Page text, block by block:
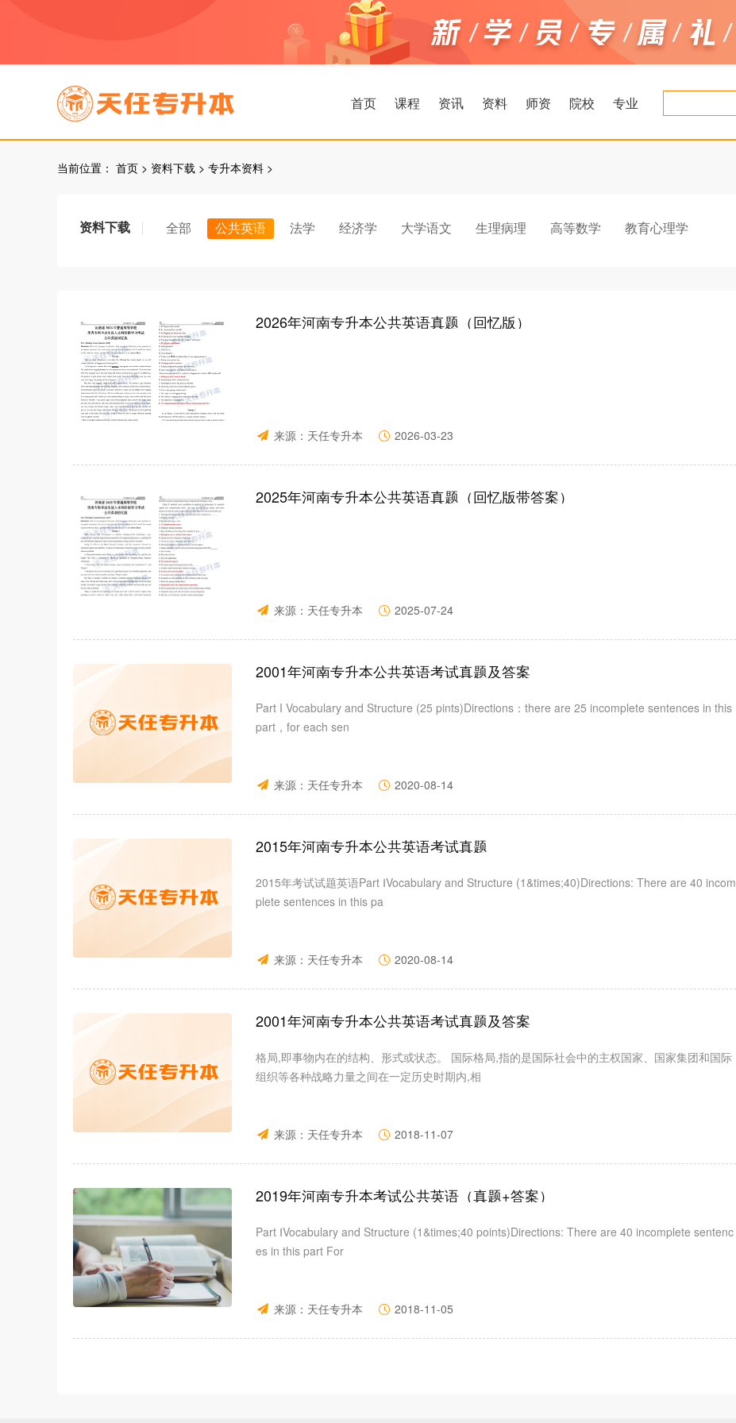
首页 课程 资讯 资料 师资 院校 专业
当前位置： 首页 > 资料下载 > 专升本资料 >
资料下载 全部 公共英语 法学 经济学 大学语文 生理病理 高等数学 教育心理学
2026年河南专升本公共英语真题（回忆版）
来源： 天任专升本 2026-03-23
2025年河南专升本公共英语真题（回忆版带答案）
来源： 天任专升本 2025-07-24
2001年河南专升本公共英语考试真题及答案
Part I Vocabulary and Structure (25 pints)Directions：there are 25 incomplete sentences in this
part，for each sen
来源： 天任专升本 2020-08-14
2015年河南专升本公共英语考试真题
2015年考试试题英语Part ⅠVocabulary and Structure (1&times;40)Directions: There are 40 incom
plete sentences in this pa
来源： 天任专升本 2020-08-14
2001年河南专升本公共英语考试真题及答案
格局,即事物内在的结构、形式或状态。 国际格局,指的是国际社会中的主权国家、国家集团和国际
组织等各种战略力量之间在一定历史时期内,相
来源： 天任专升本 2018-11-07
2019年河南专升本考试公共英语（真题+答案）
Part ⅠVocabulary and Structure (1&times;40 points)Directions: There are 40 incomplete sentenc
es in this part For
来源： 天任专升本 2018-11-05